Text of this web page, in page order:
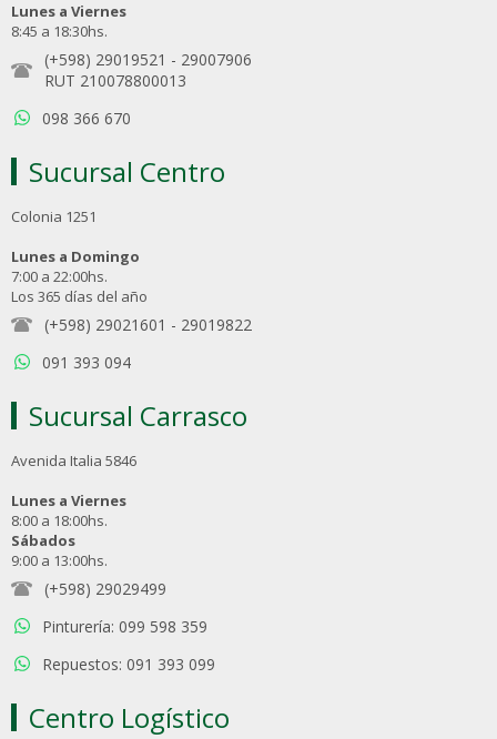
Lunes a Viernes
8:45 a 18:30hs.
(+598) 29019521 - 29007906
RUT 210078800013
098 366 670
Sucursal Centro
Colonia 1251
Lunes a Domingo
7:00 a 22:00hs.
Los 365 días del año
(+598) 29021601 - 29019822
091 393 094
Sucursal Carrasco
Avenida Italia 5846
Lunes a Viernes
8:00 a 18:00hs.
Sábados
9:00 a 13:00hs.
(+598) 29029499
Pinturería: 099 598 359
Repuestos: 091 393 099
Centro Logístico